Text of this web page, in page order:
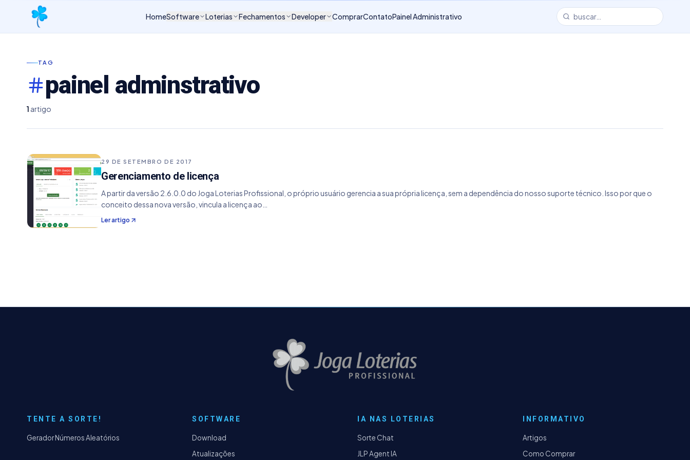
HomeSoftware Loterias Fechamentos Developer ComprarContatoPainel Administrativo
TAG
painel adminstrativo
1 artigo
29 DE SETEMBRO DE 2017
Gerenciamento de licença
A partir da versão 2.6.0.0 do Joga Loterias Profissional, o próprio usuário gerencia a sua própria licença, sem a dependência do nosso suporte técnico. Isso por que o
conceito dessa nova versão, vincula a licença ao…
Ler artigo
TENTE A SORTE!
Gerador Números Aleatórios
SOFTWARE
Download
Atualizações
IA NAS LOTERIAS
Sorte Chat
JLP Agent IA
INFORMATIVO
Artigos
Como Comprar